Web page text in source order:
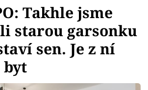
Takhle jsme
starou garsonku
sen. Je z ní